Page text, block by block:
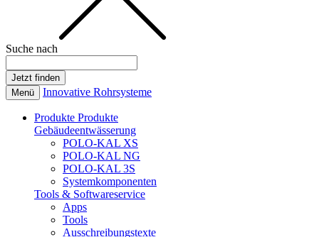
Suche nach
Menü Innovative Rohrsysteme
Produkte Produkte
Gebäudeentwässerung
POLO-KAL XS
POLO-KAL NG
POLO-KAL 3S
Systemkomponenten
Tools & Softwareservice
Apps
Tools
Ausschreibungstexte